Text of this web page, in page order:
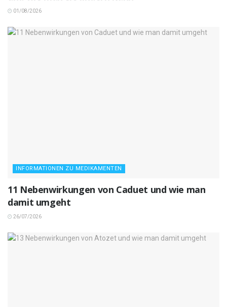
01/08/2026
INFORMATIONEN ZU MEDIKAMENTEN
11 Nebenwirkungen von Caduet und wie man
damit umgeht
26/07/2026